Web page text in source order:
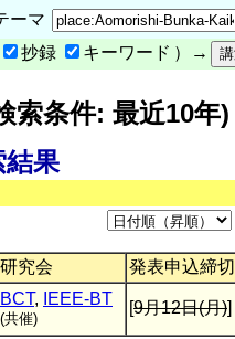
ーマ
抄録 キーワード ）→
条件: 最近10年)
果
研究会 発表申込締切
BCT, IEEE-BT
(共催)
[9月12日(月)]